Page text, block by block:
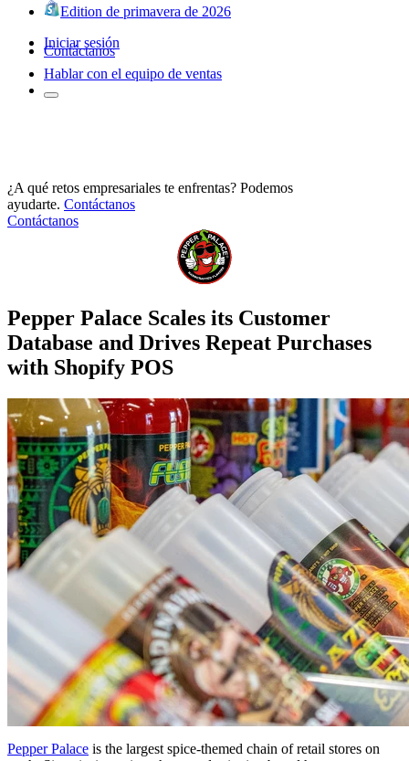
Edition de primavera de 2026
Iniciar sesión
Contáctanos
Hablar con el equipo de ventas
¿A qué retos empresariales te enfrentas? Podemos
ayudarte. Contáctanos
Contáctanos
Pepper Palace Scales its Customer
Database and Drives Repeat Purchases
with Shopify POS
Pepper Palace is the largest spice-themed chain of retail stores on